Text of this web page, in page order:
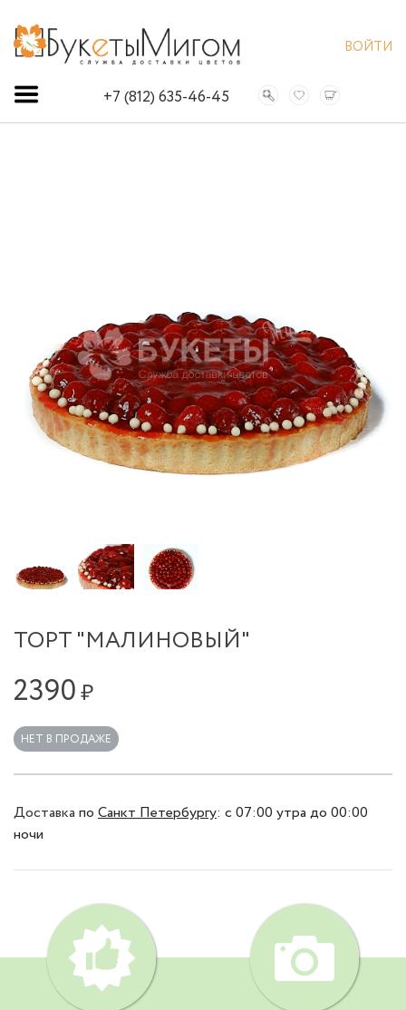
ВОЙТИ
+7 (812) 635-46-45
ТОРТ "МАЛИНОВЫЙ"
2390₽
НЕТ В ПРОДАЖЕ
Доставка по Санкт Петербургу: с 07:00 утра до 00:00
ночи